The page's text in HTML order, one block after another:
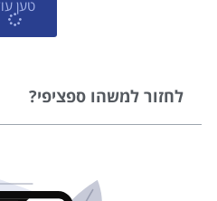
טען
לחזור למשהו ספציפי?